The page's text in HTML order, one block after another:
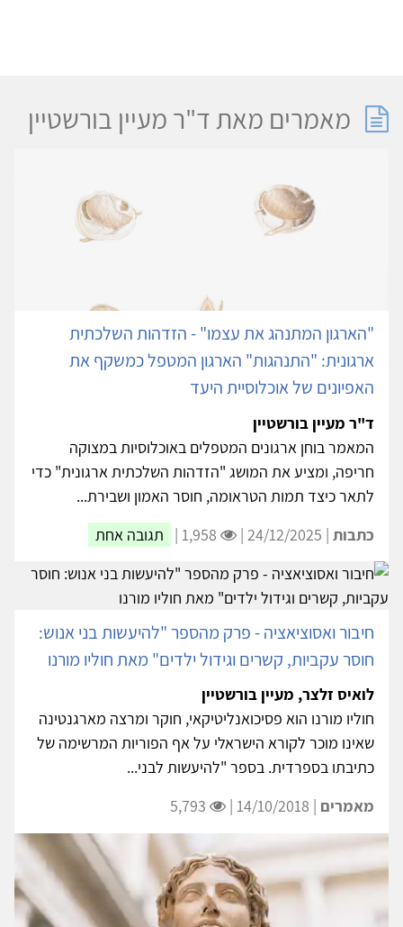
מאמרים מאת ד"ר מעיין בורשטיין
"הארגון המתנהג את עצמו" - הזדהות השלכתית
ארגונית: "התנהגות" הארגון המטפל כמשקף את
האפיונים של אוכלוסיית היעד
ד"ר מעיין בורשטיין
המאמר בוחן ארגונים המטפלים באוכלוסיות במצוקה
חריפה, ומציע את המושג "הזדהות השלכתית ארגונית" כדי
לתאר כיצד תמות הטראומה, חוסר האמון ושבירת...
כתבות | 24/12/2025 | תגובה אחת
חיבור ואסוציאציה - פרק מהספר "להיעשות בני אנוש:
חוסר עקביות, קשרים וגידול ילדים" מאת חוליו מורנו
לואיס זלצר, מעיין בורשטיין
חוליו מורנו הוא פסיכואנליטיקאי, חוקר ומרצה מארגנטינה
שאינו מוכר לקורא הישראלי על אף הפוריות המרשימה של
כתיבתו בספרדית. בספר "להיעשות לבני...
מאמרים | 14/10/2018 |